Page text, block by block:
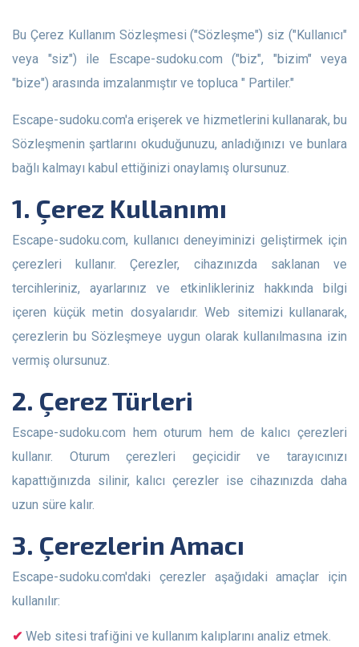
Bu Çerez Kullanım Sözleşmesi ("Sözleşme") siz ("Kullanıcı"
veya "siz") ile Escape-sudoku.com ("biz", "bizim" veya
"bize") arasında imzalanmıştır ve topluca " Partiler."
Escape-sudoku.com'a erişerek ve hizmetlerini kullanarak, bu
Sözleşmenin şartlarını okuduğunuzu, anladığınızı ve bunlara
bağlı kalmayı kabul ettiğinizi onaylamış olursunuz.
1. Çerez Kullanımı
Escape-sudoku.com, kullanıcı deneyiminizi geliştirmek için
çerezleri kullanır. Çerezler, cihazınızda saklanan ve
tercihleriniz, ayarlarınız ve etkinlikleriniz hakkında bilgi
içeren küçük metin dosyalarıdır. Web sitemizi kullanarak,
çerezlerin bu Sözleşmeye uygun olarak kullanılmasına izin
vermiş olursunuz.
2. Çerez Türleri
Escape-sudoku.com hem oturum hem de kalıcı çerezleri
kullanır. Oturum çerezleri geçicidir ve tarayıcınızı
kapattığınızda silinir, kalıcı çerezler ise cihazınızda daha
uzun süre kalır.
3. Çerezlerin Amacı
Escape-sudoku.com'daki çerezler aşağıdaki amaçlar için
kullanılır:
Web sitesi trafiğini ve kullanım kalıplarını analiz etmek.